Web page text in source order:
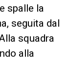
spalle la
seguita dal
squadra
alla